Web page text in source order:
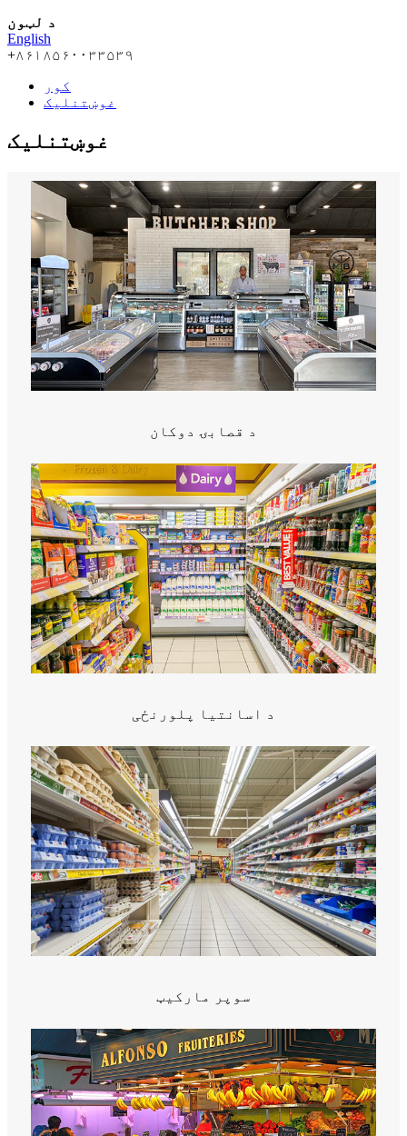
د لټون
English
+۸۶۱۸۵۶۰۰۳۳۵۳۹
کور
غوښتنلیک
غوښتنلیک
د قصابۍ دوکان
د اسانتیا پلورنځی
سوپر مارکیټ